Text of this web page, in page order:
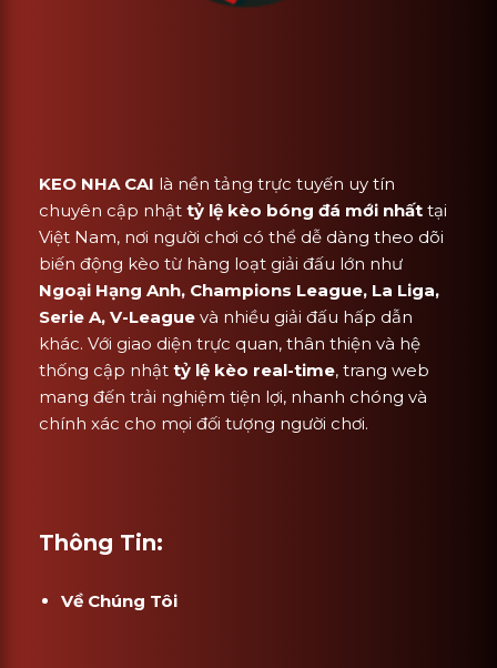
KEO NHA CAI là nền tảng trực tuyến uy tín
chuyên cập nhật tỷ lệ kèo bóng đá mới nhất tại
Việt Nam, nơi người chơi có thể dễ dàng theo dõi
biến động kèo từ hàng loạt giải đấu lớn như
Ngoại Hạng Anh, Champions League, La Liga,
Serie A, V-League và nhiều giải đấu hấp dẫn
khác. Với giao diện trực quan, thân thiện và hệ
thống cập nhật tỷ lệ kèo real-time, trang web
mang đến trải nghiệm tiện lợi, nhanh chóng và
chính xác cho mọi đối tượng người chơi.
Thông Tin:
Về Chúng Tôi